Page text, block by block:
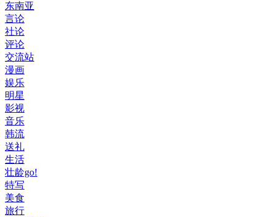
东南亚
言论
社论
评论
交流站
漫画
娱乐
明星
影视
音乐
韩流
送礼
生活
壮龄go!
特写
美食
旅行